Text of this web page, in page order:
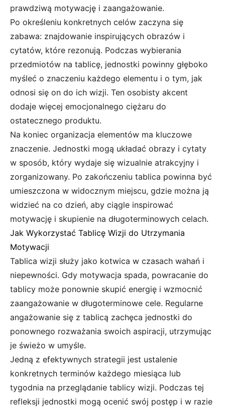
prawdziwą motywację i zaangażowanie.
Po określeniu konkretnych celów zaczyna się
zabawa: znajdowanie inspirujących obrazów i
cytatów, które rezonują. Podczas wybierania
przedmiotów na tablicę, jednostki powinny głęboko
myśleć o znaczeniu każdego elementu i o tym, jak
odnosi się on do ich wizji. Ten osobisty akcent
dodaje więcej emocjonalnego ciężaru do
ostatecznego produktu.
Na koniec organizacja elementów ma kluczowe
znaczenie. Jednostki mogą układać obrazy i cytaty
w sposób, który wydaje się wizualnie atrakcyjny i
zorganizowany. Po zakończeniu tablica powinna być
umieszczona w widocznym miejscu, gdzie można ją
widzieć na co dzień, aby ciągle inspirować
motywację i skupienie na długoterminowych celach.
Jak Wykorzystać Tablicę Wizji do Utrzymania
Motywacji
Tablica wizji służy jako kotwica w czasach wahań i
niepewności. Gdy motywacja spada, powracanie do
tablicy może ponownie skupić energię i wzmocnić
zaangażowanie w długoterminowe cele. Regularne
angażowanie się z tablicą zachęca jednostki do
ponownego rozważania swoich aspiracji, utrzymując
je świeżo w umyśle.
Jedną z efektywnych strategii jest ustalenie
konkretnych terminów każdego miesiąca lub
tygodnia na przeglądanie tablicy wizji. Podczas tej
refleksji jednostki mogą ocenić swój postęp i w razie